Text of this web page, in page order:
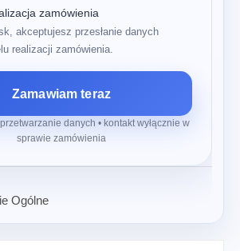
zamówienia
akceptujesz przesłanie danych
realizacji zamówienia.
Zamawiam teraz
danych • kontakt wyłącznie w
sprawie zamówienia
Ogólne